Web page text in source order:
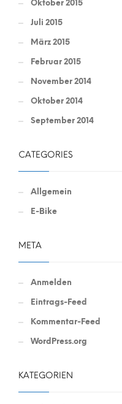
Oktober 2015
Juli 2015
März 2015
Februar 2015
November 2014
Oktober 2014
September 2014
CATEGORIES
Allgemein
E-Bike
META
Anmelden
Eintrags-Feed
Kommentar-Feed
WordPress.org
KATEGORIEN